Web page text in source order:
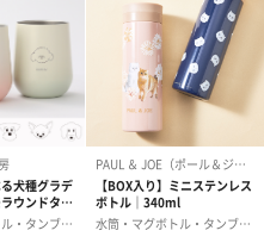
は特別な日を迎える方への贈
ルＳ』はぴったりです。
たします。とても上品なパッ